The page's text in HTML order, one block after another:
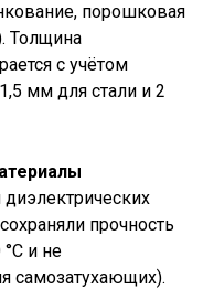
порошковая
Толщина
с учётом
мм для стали и 2
прочность
и не
самозатухающих).